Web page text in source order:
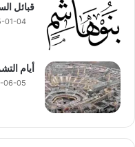
قبائل
01-04
أيام
06-05